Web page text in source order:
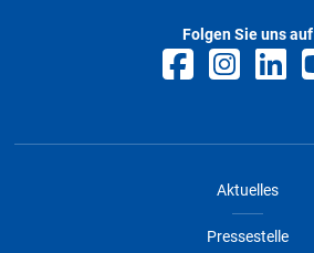
Folgen Sie uns auf
Aktuelles
Pressestelle